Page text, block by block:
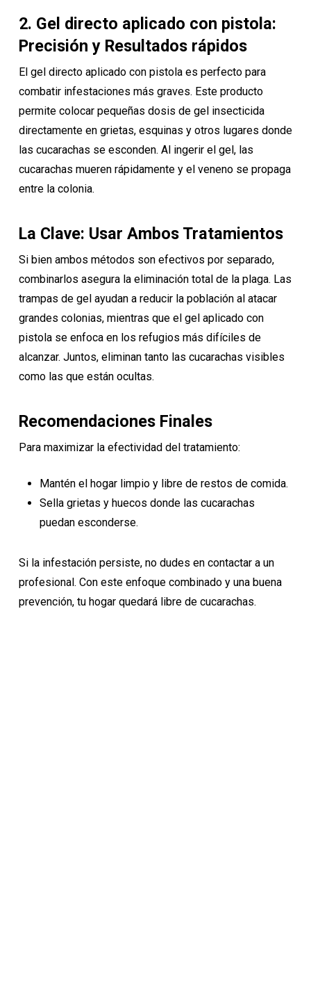
2. Gel directo aplicado con pistola:
Precisión y Resultados rápidos
El gel directo aplicado con pistola es perfecto para
combatir infestaciones más graves. Este producto
permite colocar pequeñas dosis de gel insecticida
directamente en grietas, esquinas y otros lugares donde
las cucarachas se esconden. Al ingerir el gel, las
cucarachas mueren rápidamente y el veneno se propaga
entre la colonia.
La Clave: Usar Ambos Tratamientos
Si bien ambos métodos son efectivos por separado,
combinarlos asegura la eliminación total de la plaga. Las
trampas de gel ayudan a reducir la población al atacar
grandes colonias, mientras que el gel aplicado con
pistola se enfoca en los refugios más difíciles de
alcanzar. Juntos, eliminan tanto las cucarachas visibles
como las que están ocultas.
Recomendaciones Finales
Para maximizar la efectividad del tratamiento:
Mantén el hogar limpio y libre de restos de comida.
Sella grietas y huecos donde las cucarachas
puedan esconderse.
Si la infestación persiste, no dudes en contactar a un
profesional. Con este enfoque combinado y una buena
prevención, tu hogar quedará libre de cucarachas.